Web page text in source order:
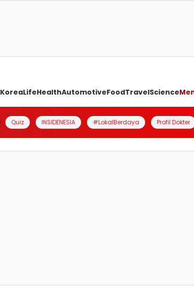
KoreaLifeHealthAutomotiveFoodTravelScience
Quiz INSIDENESIA #LokalBerdaya Profil Dokter